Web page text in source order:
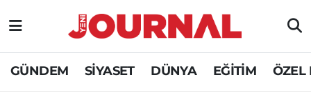
GÜNDEM SİYASET DÜNYA EĞİTİM ÖZEL
GÜNDEM
SİYASET
Nöbetçi Eczaneler
Hava Durumu